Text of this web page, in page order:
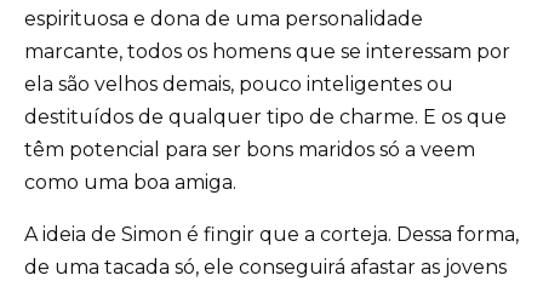
espirituosa e dona de uma personalidade
marcante, todos os homens que se interessam por
ela são velhos demais, pouco inteligentes ou
destituídos de qualquer tipo de charme. E os que
têm potencial para ser bons maridos só a veem
como uma boa amiga.
A ideia de Simon é fingir que a corteja. Dessa forma,
de uma tacada só, ele conseguirá afastar as jovens